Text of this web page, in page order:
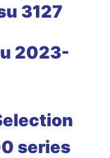
3127
2023-
series